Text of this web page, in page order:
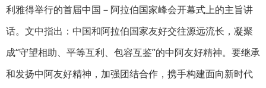
利雅得举行的首届中国－阿拉伯国家峰会开幕式上的主旨讲
话。文中指出：中国和阿拉伯国家友好交往源远流长，凝聚
成“守望相助、平等互利、包容互鉴”的中阿友好精神。要继承
和发扬中阿友好精神，加强团结合作，携手构建面向新时代